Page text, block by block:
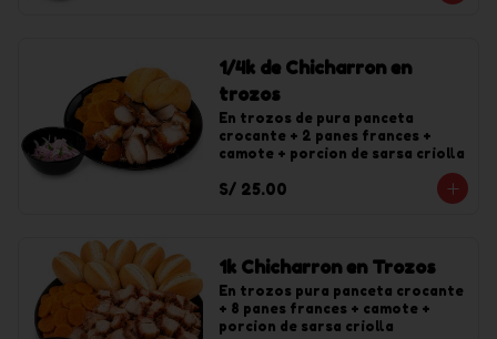
1/4k de Chicharron en
trozos
En trozos de pura panceta
crocante + 2 panes frances +
camote + porcion de sarsa criolla
S/ 25.00
1k Chicharron en Trozos
En trozos pura panceta crocante
+ 8 panes frances + camote +
porcion de sarsa criolla